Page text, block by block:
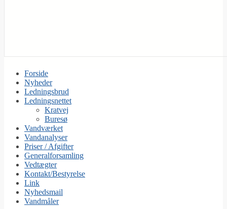
Forside
Nyheder
Ledningsbrud
Ledningsnettet
Kratvej
Buresø
Vandværket
Vandanalyser
Priser / Afgifter
Generalforsamling
Vedtægter
Kontakt/Bestyrelse
Link
Nyhedsmail
Vandmåler